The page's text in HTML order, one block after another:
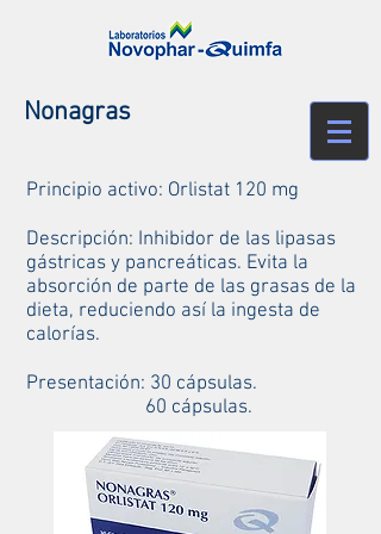
Nonagras
Principio activo: Orlistat 120 mg
Descripción: Inhibidor de las lipasas
gástricas y pancreáticas. Evita la
absorción de parte de las grasas de la
dieta, reduciendo así la ingesta de
calorías.
Presentación: 30 cápsulas.
60 cápsulas.